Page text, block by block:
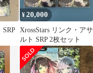
SRP
¥20,000
XrossStars リンク・アサ
ルト SRP 2枚セット